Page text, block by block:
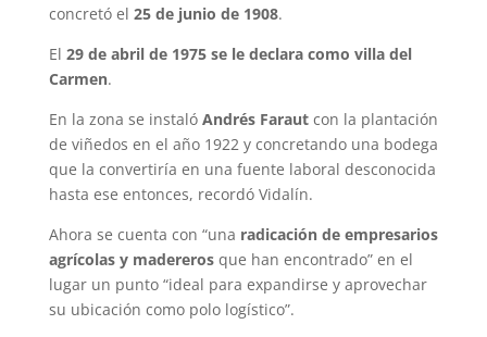
concretó el 25 de junio de 1908.
El 29 de abril de 1975 se le declara como villa del
Carmen.
En la zona se instaló Andrés Farautcon la plantación
de viñedos en el año 1922 y concretando una bodega
que la convertiría en una fuente laboral desconocida
hasta ese entonces, recordó Vidalín.
Ahora se cuenta con “una radicación de empresarios
agrícolas y madererosque han encontrado” en el
lugar un punto “ideal para expandirse y aprovechar
su ubicación como polo logístico”.